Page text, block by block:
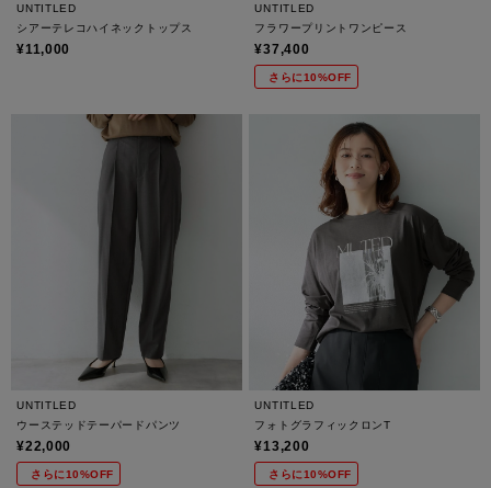
UNTITLED
シアーテレコハイネックトップス
¥11,000
UNTITLED
フラワープリントワンピース
¥37,400
さらに10%OFF
UNTITLED
ウーステッドテーパードパンツ
¥22,000
さらに10%OFF
UNTITLED
フォトグラフィックロンT
¥13,200
さらに10%OFF